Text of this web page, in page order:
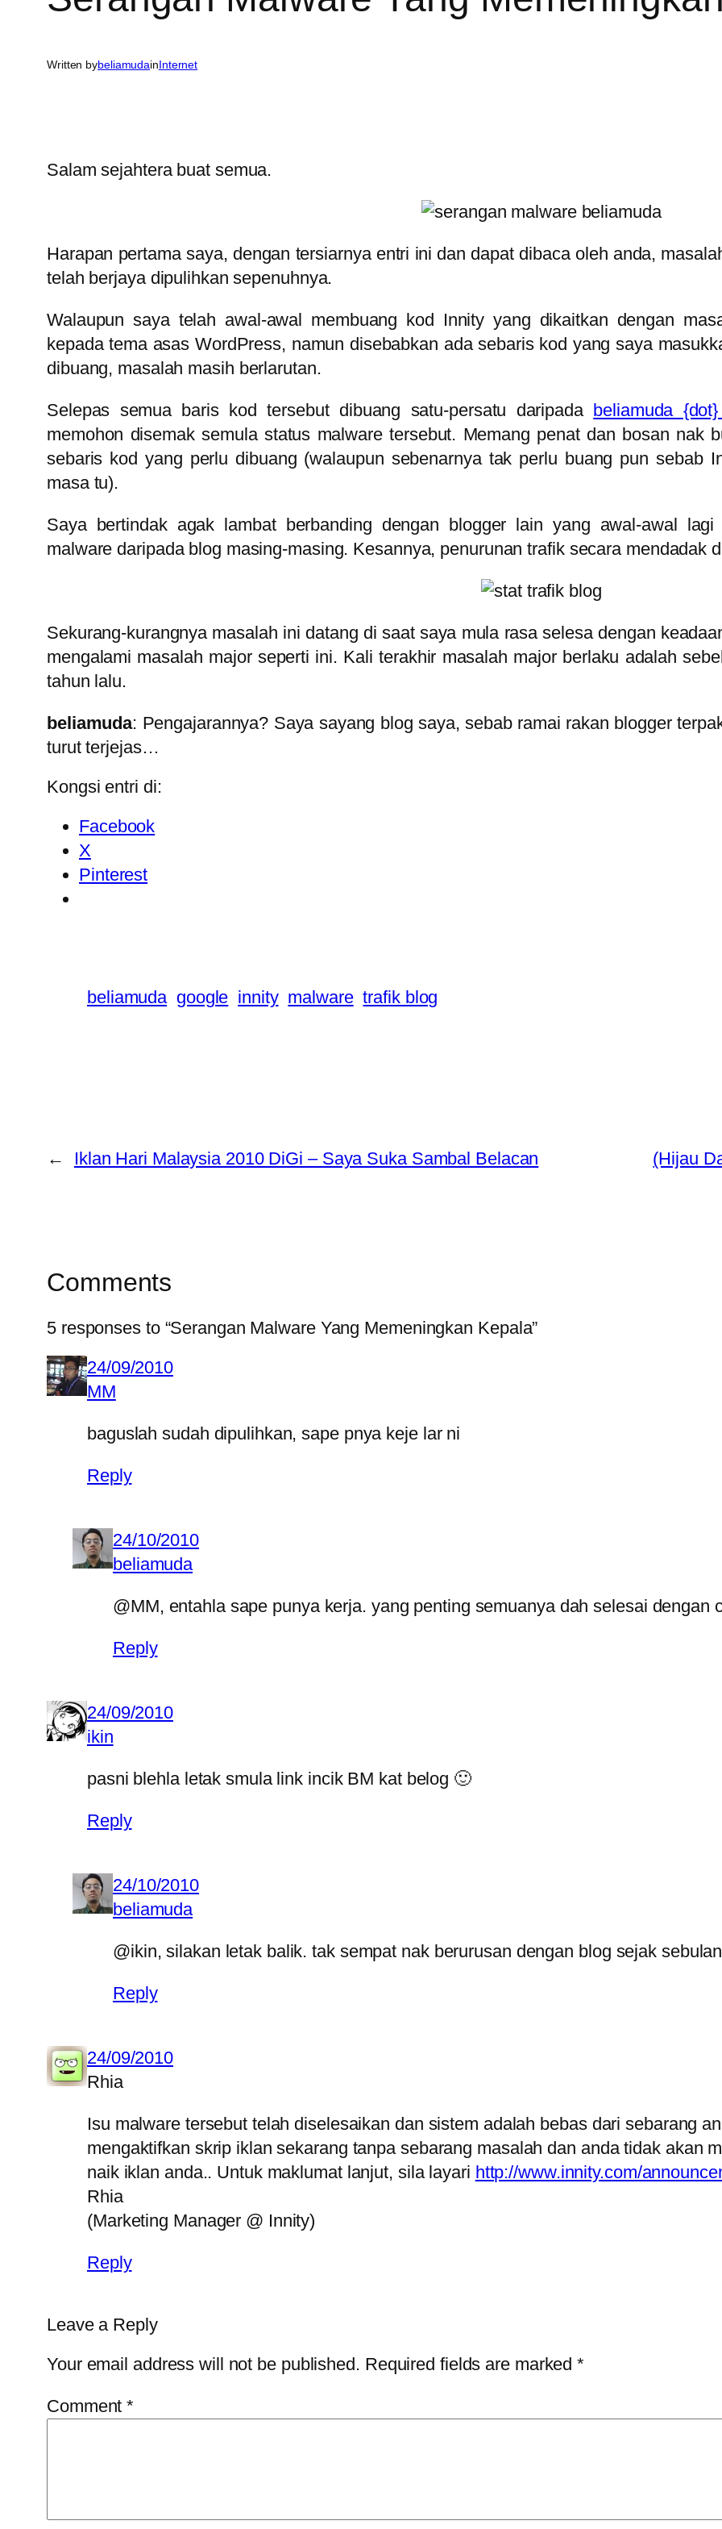
Written bybeliamudainInternet
Salam sejahtera buat semua.
Harapan pertama saya, dengan tersiarnya entri ini dan dapat dibaca oleh anda,
telah berjaya dipulihkan sepenuhnya.
Walaupun saya telah awal-awal membuang kod Innity yang dikaitkan dengan
kepada tema asas WordPress, namun disebabkan ada sebaris kod yang saya
dibuang, masalah masih berlarutan.
Selepas semua baris kod tersebut dibuang satu-persatu daripada beliamuda
memohon disemak semula status malware tersebut. Memang penat dan bosan nak
sebaris kod yang perlu dibuang (walaupun sebenarnya tak perlu buang pun sebab
masa tu).
Saya bertindak agak lambat berbanding dengan blogger lain yang awal-awal lagi
malware daripada blog masing-masing. Kesannya, penurunan trafik secara mendadak
Sekurang-kurangnya masalah ini datang di saat saya mula rasa selesa dengan
mengalami masalah major seperti ini. Kali terakhir masalah major berlaku adalah
tahun lalu.
beliamuda: Pengajarannya? Saya sayang blog saya, sebab ramai rakan blogger
turut terjejas…
Kongsi entri di:
Facebook
X
Pinterest
beliamuda google innity malware trafik blog
← Iklan Hari Malaysia 2010 DiGi – Saya Suka Sambal Belacan (Hijau
Comments
5 responses to “Serangan Malware Yang Memeningkan Kepala”
24/09/2010
MM
baguslah sudah dipulihkan, sape pnya keje lar ni
Reply
24/10/2010
beliamuda
@MM, entahla sape punya kerja. yang penting semuanya dah selesai dengan
Reply
24/09/2010
ikin
pasni blehla letak smula link incik BM kat belog 🙂
Reply
24/10/2010
beliamuda
@ikin, silakan letak balik. tak sempat nak berurusan dengan blog sejak
Reply
24/09/2010
Rhia
Isu malware tersebut telah diselesaikan dan sistem adalah bebas dari sebarang
mengaktifkan skrip iklan sekarang tanpa sebarang masalah dan anda tidak akan
naik iklan anda.. Untuk maklumat lanjut, sila layari http://www.innity.com/
Rhia
(Marketing Manager @ Innity)
Reply
Leave a Reply
Your email address will not be published. Required fields are marked*
Comment*